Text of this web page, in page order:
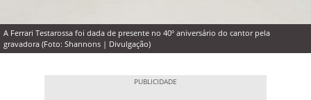
A Ferrari Testarossa foi dada de presente no 40º aniversário do cantor pela
gravadora (Foto: Shannons | Divulgação)